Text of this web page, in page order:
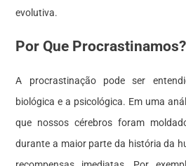
evolutiva.
Por Que Procrastinamos?
A procrastinação pode ser
biológica e a psicológica. Em uma
que nossos cérebros foram
durante a maior parte da história da